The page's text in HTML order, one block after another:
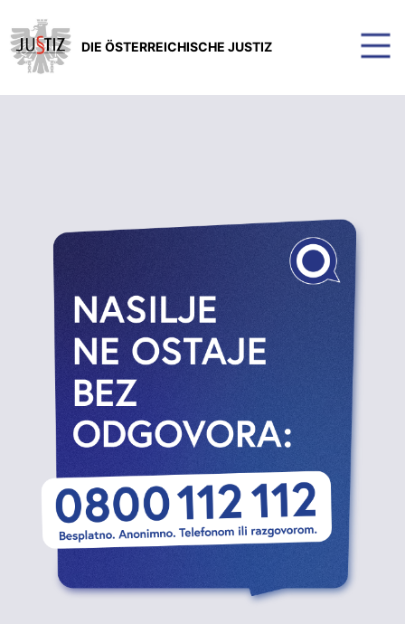
DIE ÖSTERREICHISCHE JUSTIZ